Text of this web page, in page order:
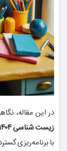
در این مقاله،
زیست شناسی ۱۴۰۴
با برنامه‌ریزی